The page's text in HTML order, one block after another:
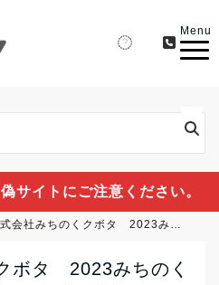
Menu
サイトにご注意ください。
株式会社みちのくクボタ 2023みちのくクボタ展示会（6月）（木造会場）
ボタ 2023みちのく